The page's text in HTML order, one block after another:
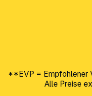
**EVP = Empfohlener
Alle Preise